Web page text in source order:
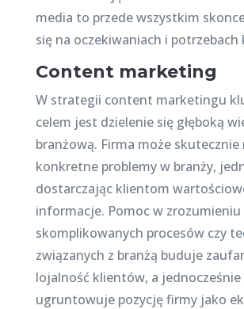
media to przede wszystkim
się na oczekiwaniach i potrzebach
Content marketing
W strategii content marketingu
celem jest dzielenie się głęboką
branżową. Firma może skutecznie
konkretne problemy w branży,
dostarczając klientom
informacje. Pomoc w zrozumieniu
skomplikowanych procesów czy
związanych z branżą buduje
lojalność klientów, a jednocześnie
ugruntowuje pozycję firmy jako